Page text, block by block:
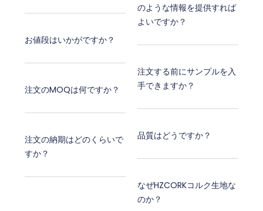
お値段はいかがですか？
注文のMOQは何ですか？
注文の納期はどのくらいで
すか？
のような情報を提供すれば
よいですか？
注文する前にサンプルを入
手できますか？
品質はどうですか？
なぜHZCORKコルク生地な
のか？